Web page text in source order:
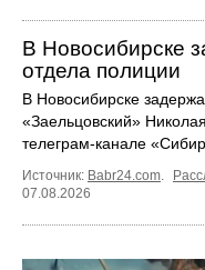
В Новосибирске
отдела полиции
В Новосибирске
«Заельцовский»
телеграм-канале
Источник: Babr24.com
07.08.2026